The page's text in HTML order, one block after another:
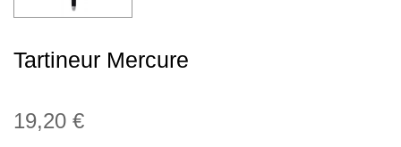
Tartineur Mercure
19,20 €